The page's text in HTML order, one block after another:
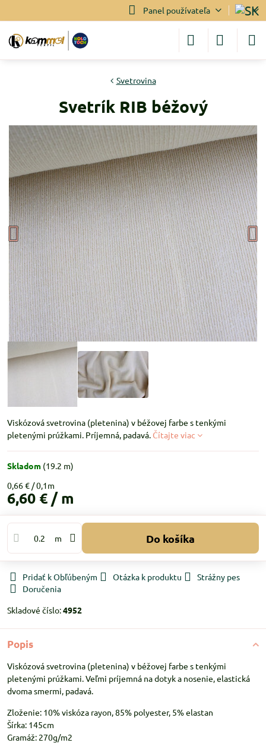
Panel používateľa
Svetrovina
Svetrík RIB béžový
Viskózová svetrovina (pletenina) v béžovej farbe s tenkými
pletenými prúžkami. Príjemná, padavá. Čítajte viac
Skladom (19.2 m)
0,66 €
6,60 € / m
m Do košíka
Pridať k Obľúbeným Otázka k produktu
Strážny pes
Doručenia
Skladové číslo:4952
Popis
Viskózová svetrovina (pletenina) v béžovej farbe s tenkými
pletenými prúžkami. Veľmi príjemná na dotyk a nosenie, elastická
dvoma smermi, padavá.
Zloženie: 10% viskóza rayon, 85% polyester, 5% elastan
Šírka: 145cm
Gramáž: 270g/m2